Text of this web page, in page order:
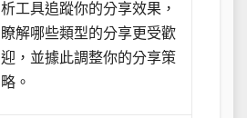
析工具追蹤你的分享效果，
瞭解哪些類型的分享更受歡
迎，並據此調整你的分享策
略。